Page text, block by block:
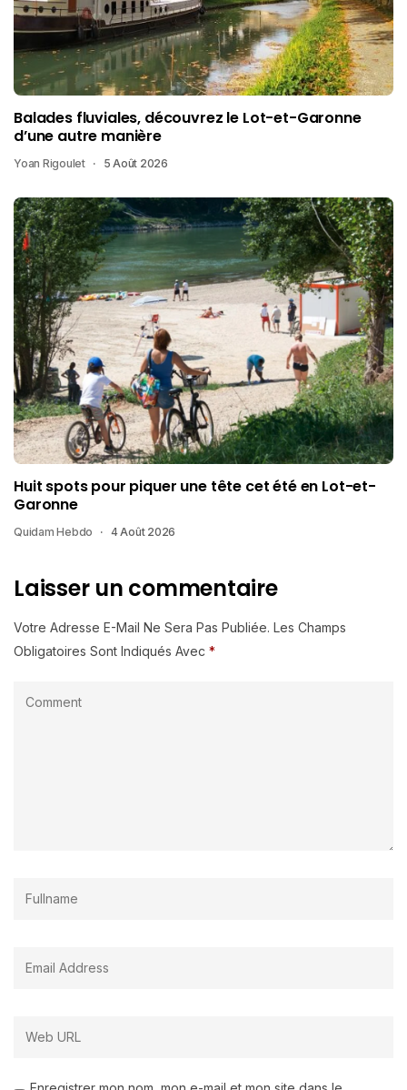
Balades fluviales, découvrez le Lot-et-Garonne
d’une autre manière
Yoan Rigoulet 5 Août 2026
Huit spots pour piquer une tête cet été en Lot-et-
Garonne
Quidam Hebdo 4 Août 2026
Laisser un commentaire
Votre Adresse E-Mail Ne Sera Pas Publiée. Les Champs
Obligatoires Sont Indiqués Avec *